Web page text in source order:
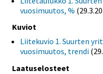
vuosimuutos, %
Kuviot
Liitekuvio 1. Suurten
vuosimuutos, trendi
Laatuselosteet